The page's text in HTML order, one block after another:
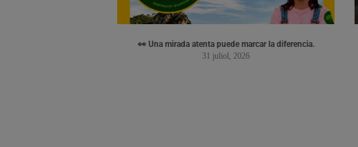
👀 Una mirada atenta puede marcar la diferencia.
31 juliol, 2026